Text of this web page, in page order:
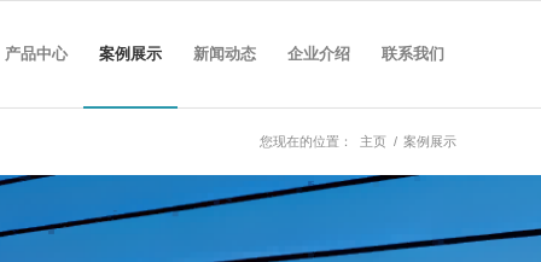
产品中心 案例展示 新闻动态 企业介绍 联系我们
您现在的位置： 主页 / 案例展示